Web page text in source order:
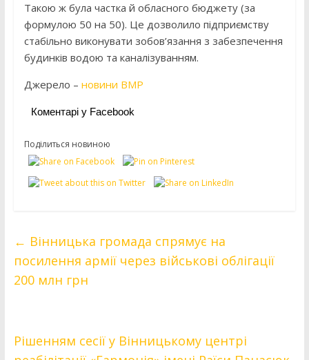
Такою ж була частка й обласного бюджету (за
формулою 50 на 50). Це дозволило підприємству
стабільно виконувати зобов’язання з забезпечення
будинків водою та каналізуванням.
Джерело – новини ВМР
Коментарі у Facebook
Поділиться новиною
← Вінницька громада спрямує на
посилення армії через військові облігації
200 млн грн
Рішенням сесії у Вінницькому центрі